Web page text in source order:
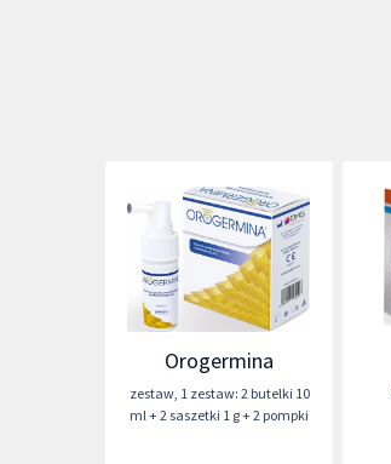
Orogermina
zestaw, 1 zestaw: 2 butelki 10
ml + 2 saszetki 1 g + 2 pompki